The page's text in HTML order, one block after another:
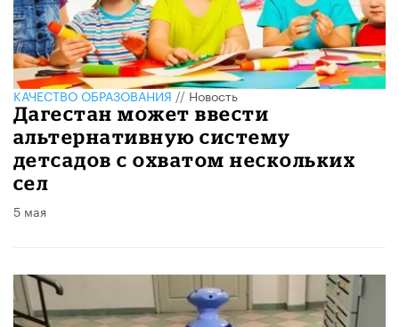
КАЧЕСТВО ОБРАЗОВАНИЯ//Новость
Дагестан может ввести
альтернативную систему
детсадов с охватом нескольких
сел
5 мая